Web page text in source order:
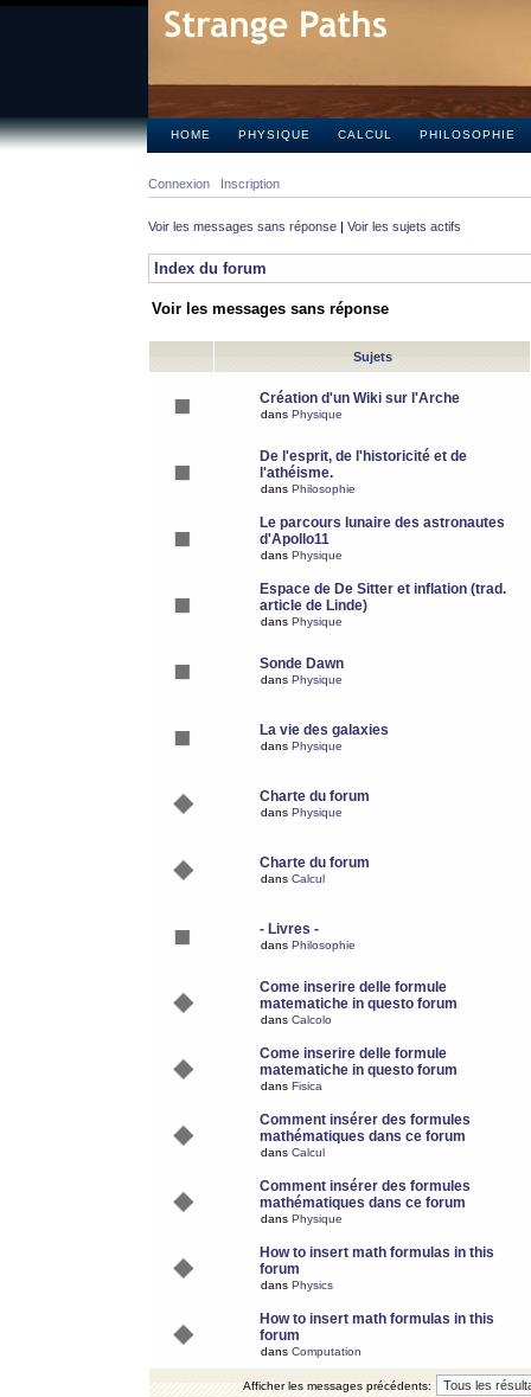
HOME PHYSIQUE CALCUL PHILOSOPHIE
Connexion Inscription
Voir les messages sans réponse | Voir les sujets actifs
Index du forum
Voir les messages sans réponse
Sujets
Création d'un Wiki sur l'Arche
dans Physique
De l'esprit, de l'historicité et de
l'athéisme.
dans Philosophie
Le parcours lunaire des astronautes
d'Apollo11
dans Physique
Espace de De Sitter et inflation (trad.
article de Linde)
dans Physique
Sonde Dawn
dans Physique
La vie des galaxies
dans Physique
Charte du forum
dans Physique
Charte du forum
dans Calcul
- Livres -
dans Philosophie
Come inserire delle formule
matematiche in questo forum
dans Calcolo
Come inserire delle formule
matematiche in questo forum
dans Fisica
Comment insérer des formules
mathématiques dans ce forum
dans Calcul
Comment insérer des formules
mathématiques dans ce forum
dans Physique
How to insert math formulas in this
forum
dans Physics
How to insert math formulas in this
forum
dans Computation
Afficher les messages précédents: